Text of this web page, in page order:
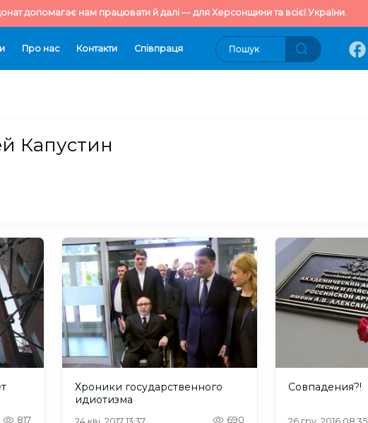
допомагає нам працювати й далі — для Херсонщини та всієї України.
Про нас Контакти Cпівпраця
Капустин
817
Хроники государственного
идиотизма
690
Совпадения?!